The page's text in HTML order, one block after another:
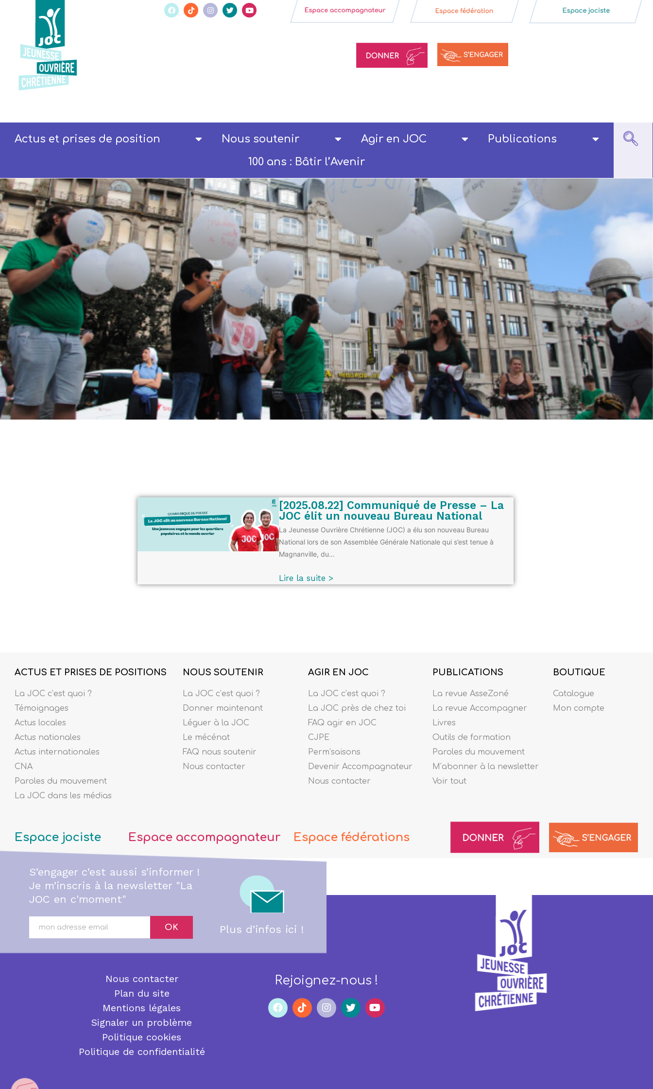
Actus et prises de position Nous soutenir Agir en JOC
Publications
100 ans : Bâtir l’Avenir
[2025.08.22] Communiqué de Presse – La
JOC élit un nouveau Bureau National
La Jeunesse Ouvrière Chrétienne (JOC) a élu son nouveau Bureau
National lors de son Assemblée Générale Nationale qui s’est tenue à
Magnanville, du…
Lire la suite >
ACTUS ET PRISES DE POSITIONS
La JOC c’est quoi ?
Témoignages
Actus locales
Actus nationales
Actus internationales
CNA
Paroles du mouvement
La JOC dans les médias
NOUS SOUTENIR
La JOC c’est quoi ?
Donner maintenant
Léguer à la JOC
Le mécénat
FAQ nous soutenir
Nous contacter
AGIR EN JOC
La JOC c’est quoi ?
La JOC près de chez toi
FAQ agir en JOC
CJPE
Perm’saisons
Devenir Accompagnateur
Nous contacter
PUBLICATIONS
La revue AsseZoné
La revue Accompagner
Livres
Outils de formation
Paroles du mouvement
M’abonner à la newsletter
Voir tout
BOUTIQUE
Catalogue
Mon compte
Espace jociste Espace accompagnateur Espace fédérations
S’engager c’est aussi s’informer !
Je m’inscris à la newsletter "La
JOC en c'moment"
OK Plus d’infos ici !
Nous contacter
Plan du site
Mentions légales
Signaler un problème
Politique cookies
Politique de confidentialité
Rejoignez-nous !